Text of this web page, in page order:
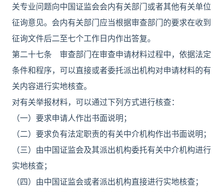
关专业问题向中国证监会会内有关部门或者其他有关单位
征询意见。会内有关部门应当根据审查部门的要求在收到
征询文件后二至七个工作日内作出答复。
第二十七条 审查部门在审查申请材料过程中，依据法定
条件和程序，可以直接或者委托派出机构对申请材料的有
关内容进行实地核查。
对有关举报材料，可以通过下列方式进行核查：
（一）要求申请人作出书面说明；
（二）要求负有法定职责的有关中介机构作出书面说明；
（三）由中国证监会及其派出机构委托有关中介机构进行
实地核查；
（四）由中国证监会或者派出机构直接进行实地核查；